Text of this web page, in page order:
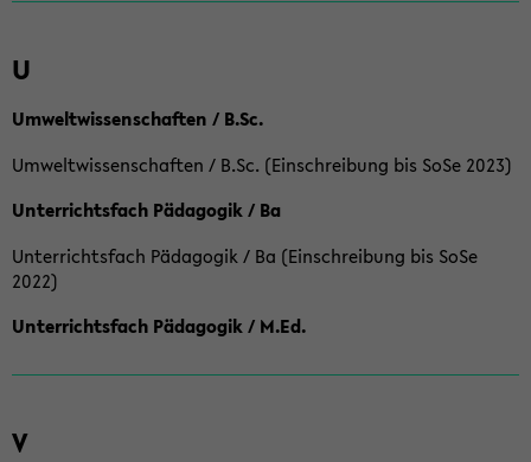
U
Umweltwissenschaften / B.Sc.
Umweltwissenschaften / B.Sc. (Einschreibung bis SoSe 2023)
Unterrichtsfach Pädagogik / Ba
Unterrichtsfach Pädagogik / Ba (Einschreibung bis SoSe
2022)
Unterrichtsfach Pädagogik / M.Ed.
V